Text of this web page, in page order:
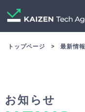
トップページ 最新情報
お知らせ